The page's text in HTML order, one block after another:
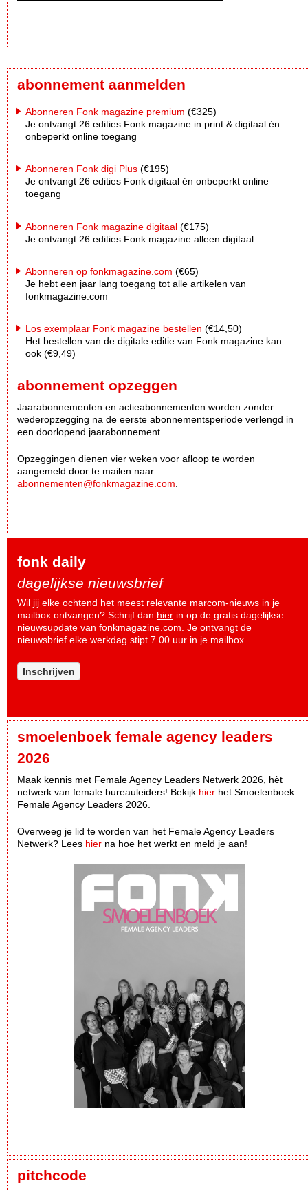
abonnement aanmelden
Abonneren Fonk magazine premium (€325)
Je ontvangt 26 edities Fonk magazine in print & digitaal én
onbeperkt online toegang
Abonneren Fonk digi Plus (€195)
Je ontvangt 26 edities Fonk digitaal én onbeperkt online
toegang
Abonneren Fonk magazine digitaal (€175)
Je ontvangt 26 edities Fonk magazine alleen digitaal
Abonneren op fonkmagazine.com (€65)
Je hebt een jaar lang toegang tot alle artikelen van
fonkmagazine.com
Los exemplaar Fonk magazine bestellen (€14,50)
Het bestellen van de digitale editie van Fonk magazine kan
ook (€9,49)
abonnement opzeggen
Jaarabonnementen en actieabonnementen worden zonder
wederopzegging na de eerste abonnementsperiode verlengd in
een doorlopend jaarabonnement.
Opzeggingen dienen vier weken voor afloop te worden
aangemeld door te mailen naar
abonnementen@fonkmagazine.com
fonk daily
dagelijkse nieuwsbrief
Wil jij elke ochtend het meest relevante marcom-nieuws in je
mailbox ontvangen? Schrijf dan hier in op de gratis dagelijkse
nieuwsupdate van fonkmagazine.com. Je ontvangt de
nieuwsbrief elke werkdag stipt 7.00 uur in je mailbox.
Inschrijven
smoelenboek female agency leaders
2026
Maak kennis met Female Agency Leaders Netwerk 2026, hèt
netwerk van female bureauleiders! Bekijk hier het Smoelenboek
Female Agency Leaders 2026.
Overweeg je lid te worden van het Female Agency Leaders
Netwerk? Lees hier na hoe het werkt en meld je aan!
pitchcode